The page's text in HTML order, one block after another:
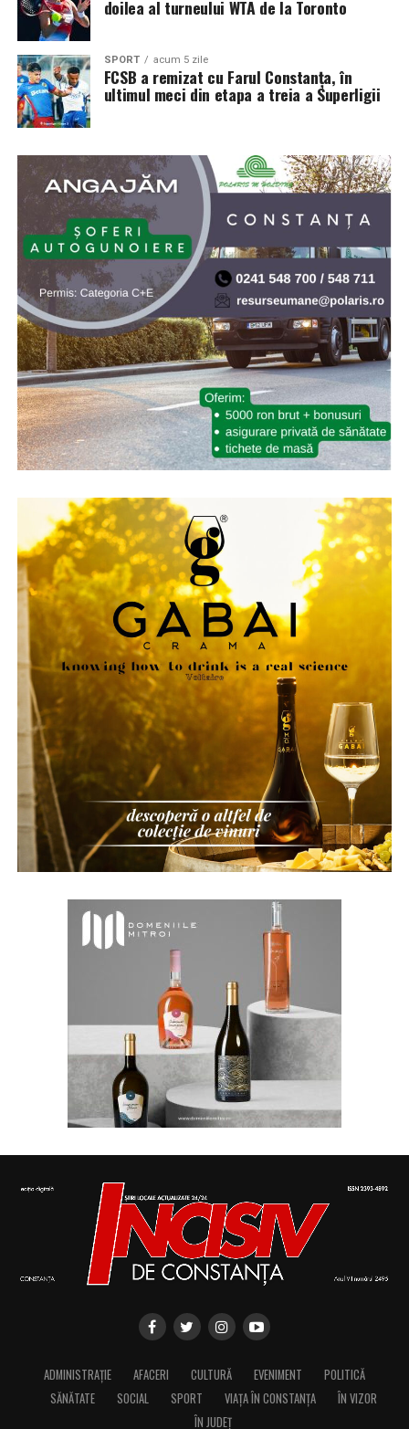
doilea al turneului WTA de la Toronto
SPORT acum 5 zile
FCSB a remizat cu Farul Constanța, în
ultimul meci din etapa a treia a Superligii
ADMINISTRAȚIE AFACERI CULTURĂ EVENIMENT
POLITICĂ
SĂNĂTATE
SOCIAL SPORT VIAȚA ÎN CONSTANȚA
ÎN VIZOR
ÎN JUDEȚ